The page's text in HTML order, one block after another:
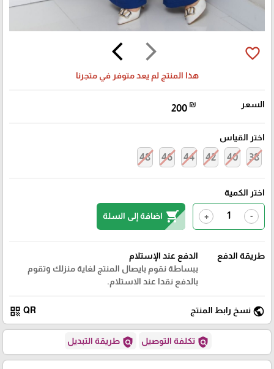
arrow_forward_ios
arrow_back_ios favorite_border
هذا المنتج لم يعد متوفر في متجرنا
السعر 200 ₪
اختر القياس
38
40
42
44
46
48
اختر الكمية
-
+
shopping_cart اضافة إلى السلة
طريقة الدفع
الدفع عند الإستلام
ببساطة نقوم بايصال المنتج لغاية منزلك وتقوم
بالدفع نقدا عند الاستلام.
public نسخ رابط المنتج QR
qr_code
policy تكلفة التوصيل policy طريقة التبديل